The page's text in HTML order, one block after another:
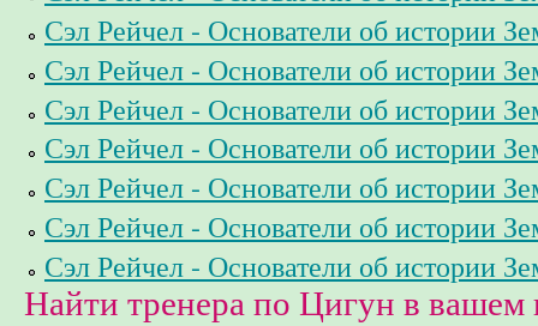
Сэл Рейчел - Основатели об истории
Сэл Рейчел - Основатели об истории
Сэл Рейчел - Основатели об истории
Сэл Рейчел - Основатели об истории
Сэл Рейчел - Основатели об истории
Сэл Рейчел - Основатели об истории
Сэл Рейчел - Основатели об истории
Найти тренера по Цигун в вашем